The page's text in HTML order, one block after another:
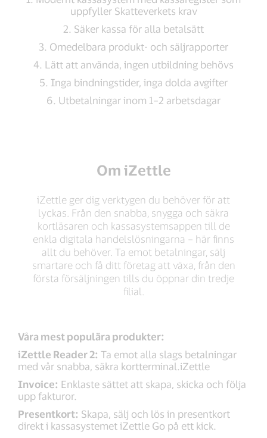
uppfyller Skatteverkets krav
2. Säker kassa för alla betalsätt
3. Omedelbara produkt- och säljrapporter
4. Lätt att använda, ingen utbildning behövs
5. Inga bindningstider, inga dolda avgifter
6. Utbetalningar inom 1–2 arbetsdagar
Om iZettle
iZettle ger dig verktygen du behöver för att
lyckas. Från den snabba, snygga och säkra
kortläsaren och kassasystemsappen till de
enkla digitala handelslösningarna – här finns
allt du behöver. Ta emot betalningar, sälj
smartare och få ditt företag att växa, från den
första försäljningen tills du öppnar din tredje
filial.
Våra mest populära produkter:
iZettle Reader 2: Ta emot alla slags betalningar
med vår snabba, säkra kortterminal.iZettle
Invoice: Enklaste sättet att skapa, skicka och följa
upp fakturor.
Presentkort: Skapa, sälj och lös in presentkort
direkt i kassasystemet iZettle Go på ett kick.